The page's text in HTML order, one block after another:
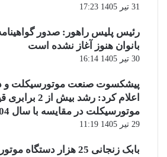
31 تیر 1405 17:23
رئیس پلیس راهور: صدور
بانوان هنوز آغاز نشده است
30 تیر 1405 16:14
پیشکسوت صنعت موتورسیکلت و
اعلام کرد: رشد بیش از
موتورسیکلت در مقایسه با سال 1404
29 تیر 1405 11:19
بابک زنجانی 25 هزار